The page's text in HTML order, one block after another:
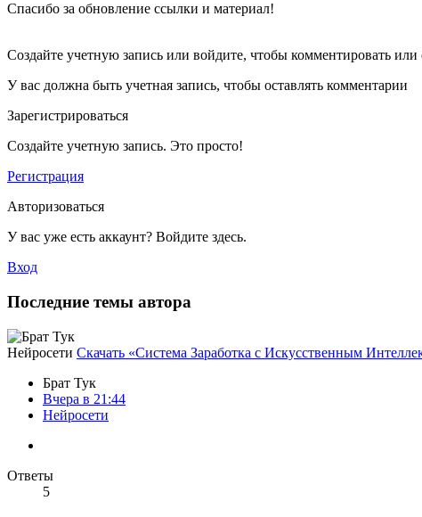
Спасибо за обновление ссылки и материал!
Создайте учетную запись или войдите, чтобы комментировать или
У вас должна быть учетная запись, чтобы оставлять комментарии
Зарегистрироваться
Создайте учетную запись. Это просто!
Регистрация
Авторизоваться
У вас уже есть аккаунт? Войдите здесь.
Вход
Последние темы автора
Нейросети Скачать «Система Заработка с Искусственным
Брат Тук
Вчера в 21:44
Нейросети
Ответы
5